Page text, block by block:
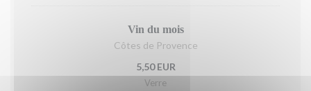
Vin du mois
Côtes de Provence
5,50 EUR
Verre